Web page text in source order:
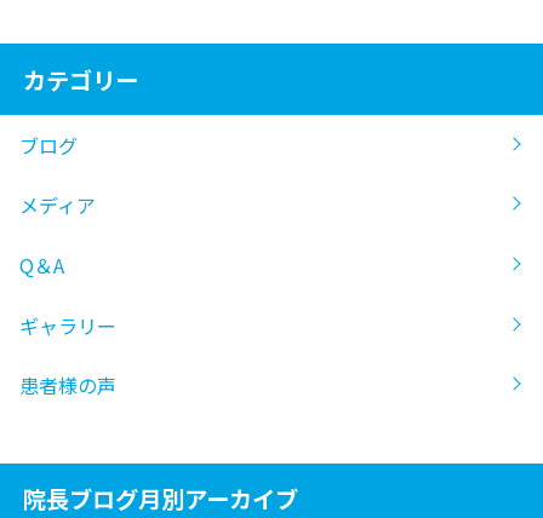
カテゴリー
ブログ
メディア
Q＆A
ギャラリー
患者様の声
院長ブログ月別アーカイブ